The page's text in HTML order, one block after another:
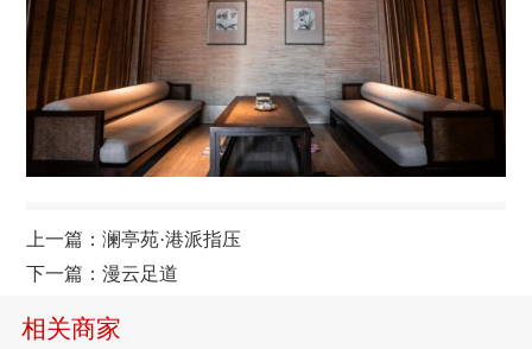
上一篇：澜亭苑·港派指压
下一篇：漫云足道
相关商家